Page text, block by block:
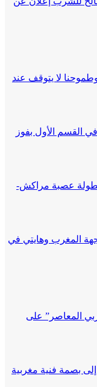
لا يتوقف عند
القسم الأول بفوز
بطولة عصبة مراكش-
المغرب وهايتي في
المعاصر” على
بصمة فنية مغربية